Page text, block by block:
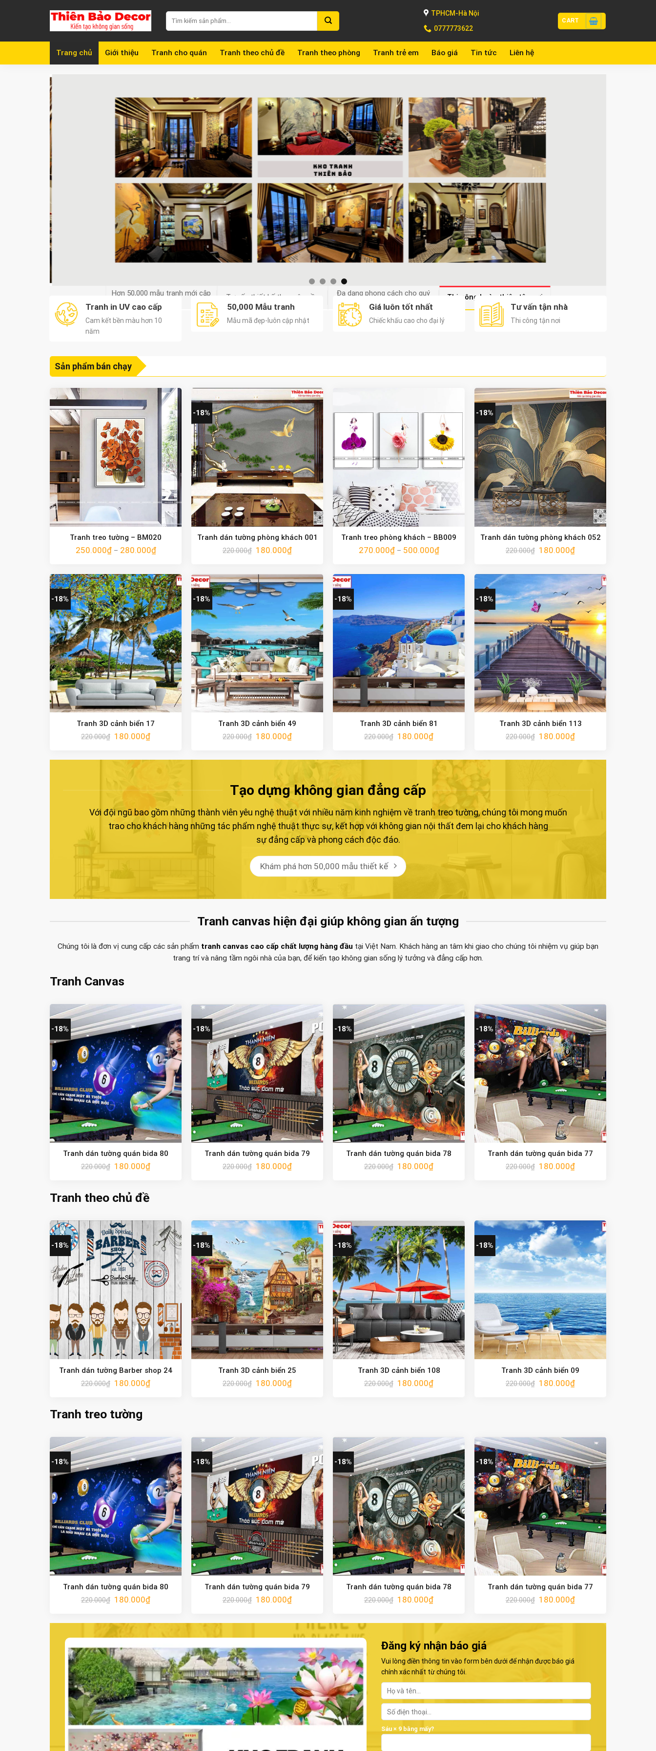
dung
Search
for:
TPHCM-Hà Nội
0777773622
CART
Trang chủ Giới thiệu Tranh cho quán Tranh theo chủ đề Tranh theo phòng Tranh trẻ em Báo giá Tin tức Liên hệ
Hơn 50,000 mẫu tranh mới cập
nhật
Tư vấn thiết kế theo yêu cầu
Đa dạng phong cách cho quý
Thi công hoàn thiện tận nơi
Tranh in UV cao cấp
Cam kết bền màu hơn 10
năm
50,000 Mẫu tranh
Mẫu mã đẹp-luôn cập nhật
Giá luôn tốt nhất
Chiếc khấu cao cho đại lý
Tư vấn tận nhà
Thi công tận nơi
Sản phẩm bán chạy
Tranh treo tường – BM020
250.000₫– 280.000₫
-18%
Tranh dán tường phòng khách 001
220.000₫ 180.000₫
Tranh treo phòng khách – BB009
270.000₫– 500.000₫
-18%
Tranh dán tường phòng khách 052
220.000₫ 180.000₫
-18%
Tranh 3D cảnh biển 17
220.000₫ 180.000₫
-18%
Tranh 3D cảnh biển 49
220.000₫ 180.000₫
-18%
Tranh 3D cảnh biển 81
220.000₫ 180.000₫
-18%
Tranh 3D cảnh biển 113
220.000₫ 180.000₫
Tạo dựng không gian đẳng cấp
Với đội ngũ bao gồm những thành viên yêu nghệ thuật với nhiều năm kinh nghiệm về tranh treo tường, chúng tôi mong muốn
trao cho khách hàng những tác phẩm nghệ thuật thực sự, kết hợp với không gian nội thất đem lại cho khách hàng
sự đẳng cấp và phong cách độc đáo.
Khám phá hơn 50,000 mẫu thiết kế
Tranh canvas hiện đại giúp không gian ấn tượng
Chúng tôi là đơn vị cung cấp các sản phẩm tranh canvas cao cấp chất lượng hàng đầu tại Việt Nam. Khách hàng an tâm khi giao cho chúng tôi nhiệm vụ giúp bạn
trang trí và nâng tầm ngôi nhà của bạn, để kiến tạo không gian sống lý tưởng và đẳng cấp hơn.
Tranh Canvas
-18%
Tranh dán tường quán bida 80
220.000₫ 180.000₫
-18%
Tranh dán tường quán bida 79
220.000₫ 180.000₫
-18%
Tranh dán tường quán bida 78
220.000₫ 180.000₫
-18%
Tranh dán tường quán bida 77
220.000₫ 180.000₫
Tranh theo chủ đề
-18%
Tranh dán tường Barber shop 24
220.000₫ 180.000₫
-18%
Tranh 3D cảnh biển 25
220.000₫ 180.000₫
-18%
Tranh 3D cảnh biển 108
220.000₫ 180.000₫
-18%
Tranh 3D cảnh biển 09
220.000₫ 180.000₫
Tranh treo tường
-18%
Tranh dán tường quán bida 80
220.000₫ 180.000₫
-18%
Tranh dán tường quán bida 79
220.000₫ 180.000₫
-18%
Tranh dán tường quán bida 78
220.000₫ 180.000₫
-18%
Tranh dán tường quán bida 77
220.000₫ 180.000₫
Đăng ký nhận báo giá
Vui lòng điền thông tin vào form bên dưới để nhận được báo giá
chính xác nhất từ chúng tôi.
Sáu × 9 bằng mấy?